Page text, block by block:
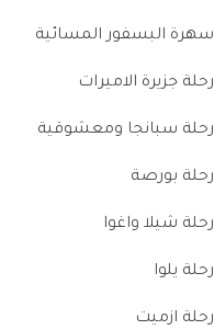
سهرة البسفور المسائية
رحلة جزيرة الاميرات
رحلة سبانجا ومعشوقية
رحلة بورصة
رحلة شيلا واغوا
رحلة يلوا
رحلة ازميت